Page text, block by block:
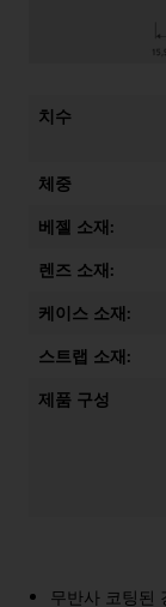
치수
체중
베젤 소재:
렌즈 소재:
케이스 소재:
스트랩 소재:
제품 구성
무반사 코팅된